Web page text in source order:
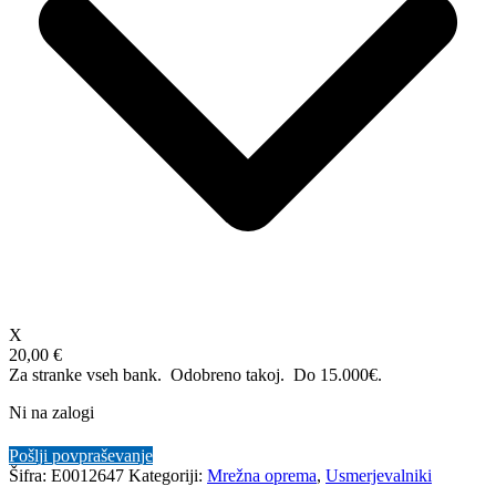
X
20,00 €
Za stranke vseh bank. Odobreno takoj. Do 15.000€.
Ni na zalogi
Pošlji povpraševanje
Šifra: E0012647 Kategoriji: Mrežna oprema, Usmerjevalniki